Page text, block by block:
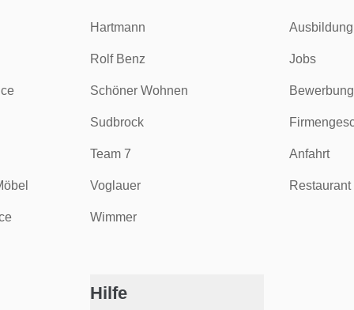
Hartmann
Rolf Benz
Schöner Wohnen
Sudbrock
Team 7
Voglauer
Wimmer
Hilfe
Ausbildung
Jobs
Bewerbung
Anfahrt